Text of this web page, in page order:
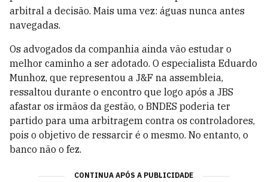
arbitral a decisão. Mais uma vez: águas nunca antes
navegadas.
Os advogados da companhia ainda vão estudar o
melhor caminho a ser adotado. O especialista Eduardo
Munhoz, que representou a J&F na assembleia,
ressaltou durante o encontro que logo após a JBS
afastar os irmãos da gestão, o BNDES poderia ter
partido para uma arbitragem contra os controladores,
pois o objetivo de ressarcir é o mesmo. No entanto, o
banco não o fez.
CONTINUA APÓS A PUBLICIDADE